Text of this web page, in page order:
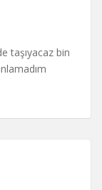
taşıyacaz bin